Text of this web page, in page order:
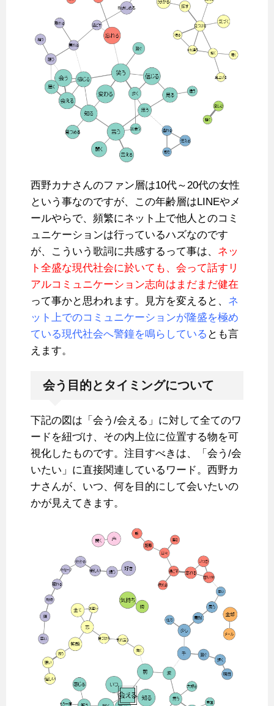
西野カナさんのファン層は10代～20代の女性
という事なのですが、この年齢層はLINEやメ
ールやらで、頻繁にネット上で他人とのコミ
ュニケーションは行っているハズなのです
が、こういう歌詞に共感するって事は、 ネッ
ト全盛な現代社会に於いても、会って話すリ
アルコミュニケーション志向はまだまだ健在
って事かと思われます。見方を変えると、 ネ
ット上でのコミュニケーションが隆盛を極め
ている現代社会へ警鐘を鳴らしている とも言
えます。
会う目的とタイミングについて
下記の図は「会う/会える」に対して全てのワ
ードを紐づけ、その内上位に位置する物を可
視化したものです。注目すべきは、「会う/会
いたい」に直接関連しているワード。西野カ
ナさんが、いつ、何を目的にして会いたいの
かが見えてきます。